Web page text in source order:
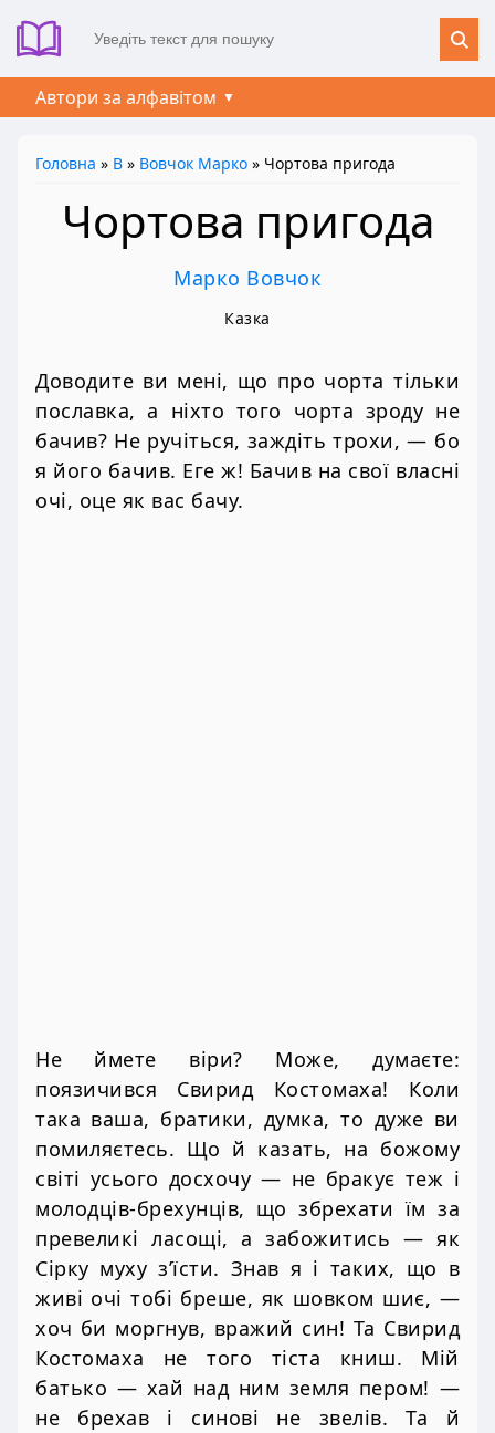
Автори за алфавітом
Головна » В » Вовчок Марко » Чортова пригода
Чортова пригода
Марко Вовчок
Казка
Доводите ви мені, що про чорта тільки
пославка, а ніхто того чорта зроду не
бачив? Не ручіться, заждіть трохи, — бо
я його бачив. Еге ж! Бачив на свої власні
очі, оце як вас бачу.
Не ймете віри? Може, думаєте:
поязичився Свирид Костомаха! Коли
така ваша, братики, думка, то дуже ви
помиляєтесь. Що й казать, на божому
світі усього досхочу — не бракує теж і
молодців-брехунців, що збрехати їм за
превеликі ласощі, а забожитись — як
Сірку муху з’їсти. Знав я і таких, що в
живі очі тобі бреше, як шовком шиє, —
хоч би моргнув, вражий син! Та Свирид
Костомаха не того тіста книш. Мій
батько — хай над ним земля пером! —
не брехав і синові не звелів. Та й